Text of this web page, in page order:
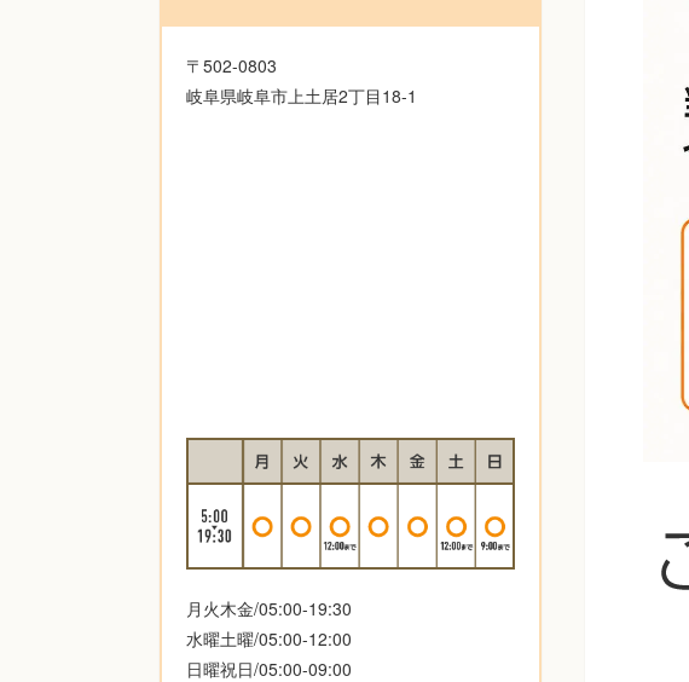
〒502-0803
岐阜県岐阜市上土居2丁目18-1
月火木金/05:00-19:30
水曜土曜/05:00-12:00
日曜祝日/05:00-09:00